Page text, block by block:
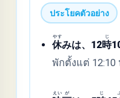
ประโยคตัวอย่าง
休
やす
みは、12時
じ
พักตั้งแต่ 12:10
えい が じ